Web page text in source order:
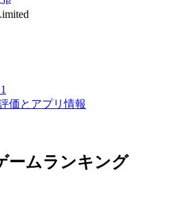
価とアプリ情報
ームランキング